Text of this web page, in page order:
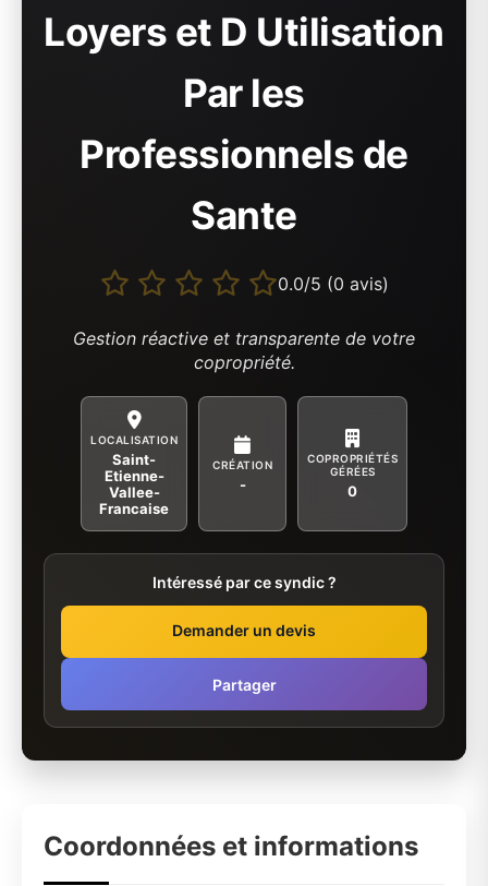
Loyers et D Utilisation
Par les
Professionnels de
Sante
0.0/5 (0 avis)
Gestion réactive et transparente de votre
copropriété.
LOCALISATION
Saint-
Etienne-
Vallee-
Francaise
CRÉATION
-
COPROPRIÉTÉS
GÉRÉES
0
Intéressé par ce syndic ?
Demander un devis
Partager
Coordonnées et informations